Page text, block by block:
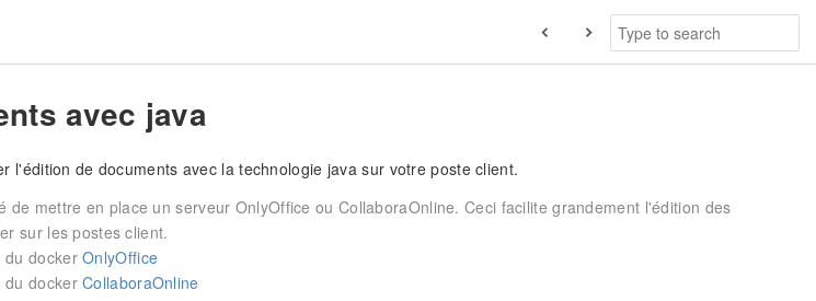
avec java
l'édition de documents avec la technologie java sur votre poste client.
de mettre en place un serveur OnlyOffice ou CollaboraOnline. Ceci facilite grandement l'édition des
sur les postes client.
du dockerOnlyOffice
du dockerCollaboraOnline